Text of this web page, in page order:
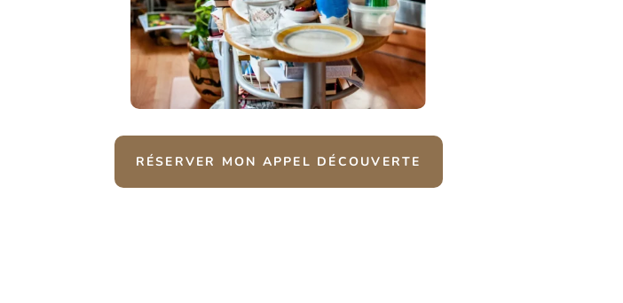
RÉSERVER MON APPEL DÉCOUVERTE